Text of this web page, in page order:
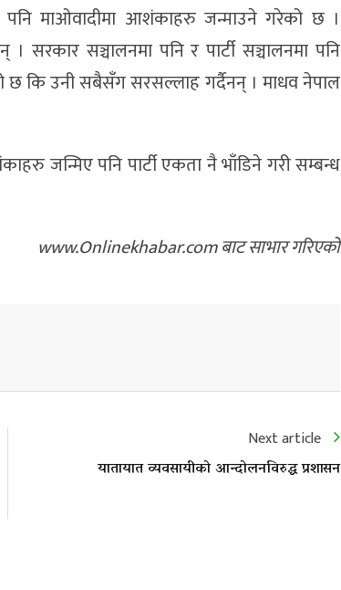
पनि माओवादीमा आशंकाहरु जन्माउने गरेको छ ।
सरकार सञ्चालनमा पनि र पार्टी सञ्चालनमा पनि
छ कि उनी सबैसँग सरसल्लाह गर्दैनन् । माधव नेपाल
जन्मिए पनि पार्टी एकता नै भाँडिने गरी सम्बन्ध
www.Onlinekhabar.com बाट साभार गरिएको
Next article
यातायात व्यवसायीको आन्दोलनविरुद्ध प्रशासन